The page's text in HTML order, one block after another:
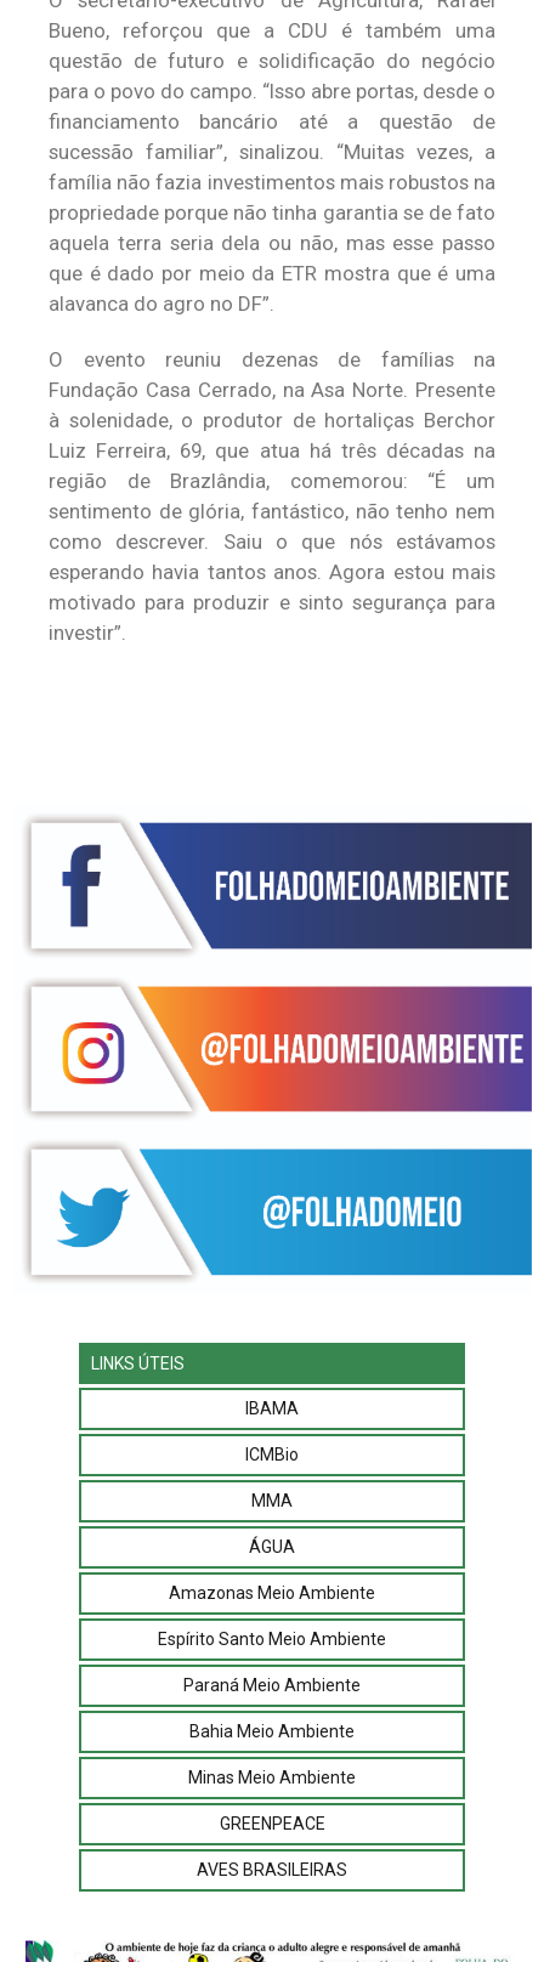
Bueno, reforçou que a CDU é também uma
questão de futuro e solidificação do negócio
para o povo do campo. “Isso abre portas, desde o
financiamento bancário até a questão de
sucessão familiar”, sinalizou. “Muitas vezes, a
família não fazia investimentos mais robustos na
propriedade porque não tinha garantia se de fato
aquela terra seria dela ou não, mas esse passo
que é dado por meio da ETR mostra que é uma
alavanca do agro no DF”.
O evento reuniu dezenas de famílias na
Fundação Casa Cerrado, na Asa Norte. Presente
à solenidade, o produtor de hortaliças Berchor
Luiz Ferreira, 69, que atua há três décadas na
região de Brazlândia, comemorou: “É um
sentimento de glória, fantástico, não tenho nem
como descrever. Saiu o que nós estávamos
esperando havia tantos anos. Agora estou mais
motivado para produzir e sinto segurança para
investir”.
LINKS ÚTEIS
IBAMA
ICMBio
MMA
ÁGUA
Amazonas Meio Ambiente
Espírito Santo Meio Ambiente
Paraná Meio Ambiente
Bahia Meio Ambiente
Minas Meio Ambiente
GREENPEACE
AVES BRASILEIRAS